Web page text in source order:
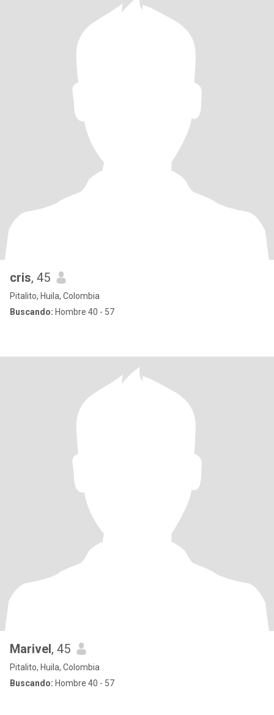
cris, 45
Pitalito, Huila, Colombia
Buscando: Hombre 40 - 57
Marivel, 45
Pitalito, Huila, Colombia
Buscando: Hombre 40 - 57